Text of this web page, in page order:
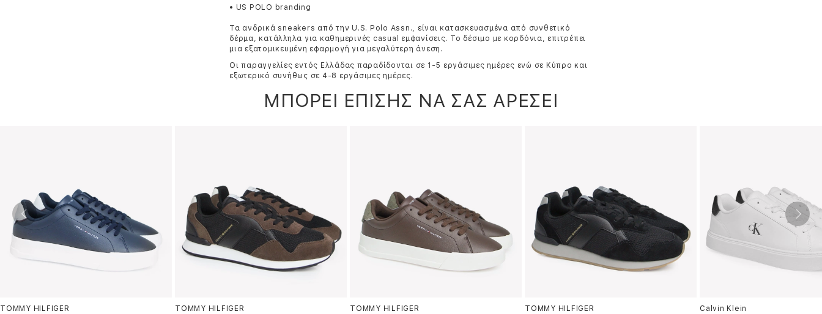
• US POLO branding
Τα ανδρικά sneakers από την U.S. Polo Assn., είναι κατασκευασμένα από συνθετικό
δέρμα, κατάλληλα για καθημερινές casual εμφανίσεις. Το δέσιμο με κορδόνια, επιτρέπει
μια εξατομικευμένη εφαρμογή για μεγαλύτερη άνεση.
Οι παραγγελίες εντός Ελλάδας παραδίδονται σε 1-5 εργάσιμες ημέρες ενώ σε Κύπρο και
εξωτερικό συνήθως σε 4-8 εργάσιμες ημέρες.
ΜΠΟΡΕΙ ΕΠΙΣΗΣ ΝΑ ΣΑΣ ΑΡΕΣΕΙ
TOMMY HILFIGER
TOMMY HILFIGER
TOMMY HILFIGER
TOMMY HILFIGER
Calvin Klein